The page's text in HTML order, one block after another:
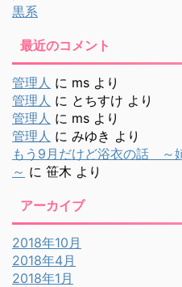
黒系
最近のコメント
管理人 に ms より
管理人 に とちすけ より
管理人 に ms より
管理人 に みゆき より
もう9月だけど浴衣の話 ～
～ に 笹木 より
アーカイブ
2018年10月
2018年4月
2018年1月